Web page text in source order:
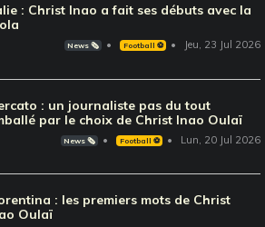
: Christ Inao a fait ses débuts avec la
News 🗞️ Football ⚽️ Jeu, 23 Jul 2026
: un journaliste pas du tout
par le choix de Christ Inao Oulaï
News 🗞️ Football ⚽️ Lun, 20 Jul 2026
: les premiers mots de Christ
Oulaï